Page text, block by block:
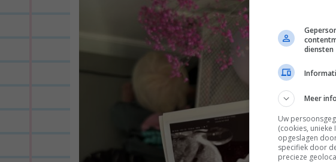
diensten
Meer
Uw
(cookies, unieke
opgeslagen
specifiek door
precieze